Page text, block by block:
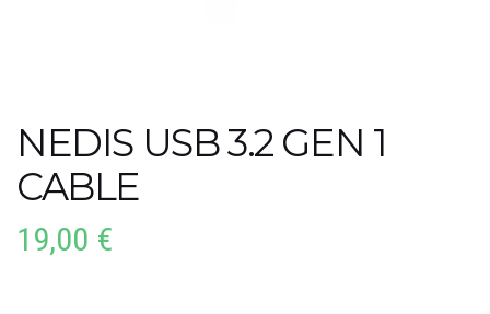
NEDIS USB 3.2 GEN 1
CABLE
19,00 €